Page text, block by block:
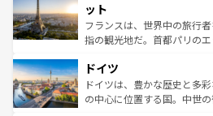
なお、新着のイタリア情報は
しい。
れる闘牛、そして美味しい
る。首都マドリードの洗練
アートに溢れた街角から、
せる。地方によって風土や
性
ンテンツ一覧を参照してほ
ット
フランスは、世界中の旅行
指の観光地だ。首都パリの
で、幅広い魅力が詰まって
聖堂、美しいビーチ、そし
から魅了する。また、フラ
ドイツ
ドイツは、豊かな歴史と多
の中心に位置する国。中世